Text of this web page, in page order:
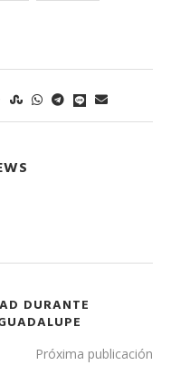
DURANTE
Próxima publicación